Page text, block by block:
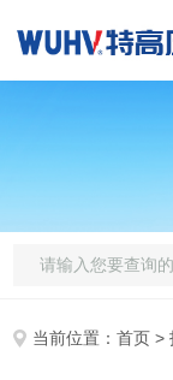
当前位置：首页 >